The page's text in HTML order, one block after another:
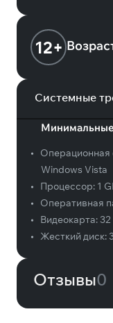
12+
Системные
Минимальные
• Операционная
Windows Vista
•
Процессор: 1
•
Оперативная
•
Видеокарта:
•
Жесткий диск:
Отзывы0